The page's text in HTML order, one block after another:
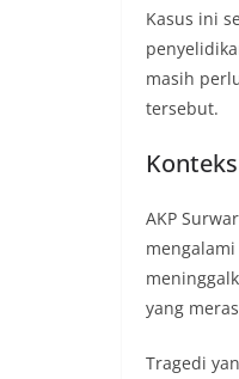
Kasus ini
masih
tersebut.
AKP
yang
Tragedi